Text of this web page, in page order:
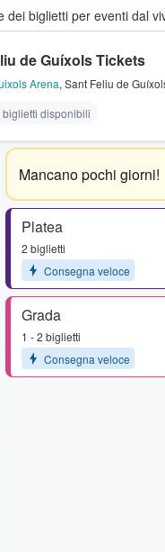
dei biglietti per eventi dal
comprano e
de Guíxols Tickets
Arena, Sant Feliu de
biglietti disponibili
Mancano pochi giorni!
Platea
2 biglietti
Consegna veloce
Grada
1 - 2 biglietti
Consegna veloce